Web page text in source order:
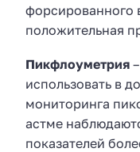
форсированного
положительная
Пикфлоуметрия
использовать в
мониторинга
астме
показателей